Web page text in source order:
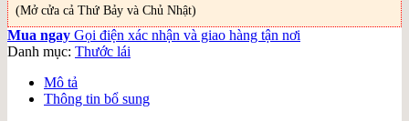
(Mở cửa cả Thứ Bảy và Chủ Nhật)
Mua ngay Gọi điện xác nhận và giao hàng tận nơi
Danh mục: Thước lái
Mô tả
Thông tin bổ sung